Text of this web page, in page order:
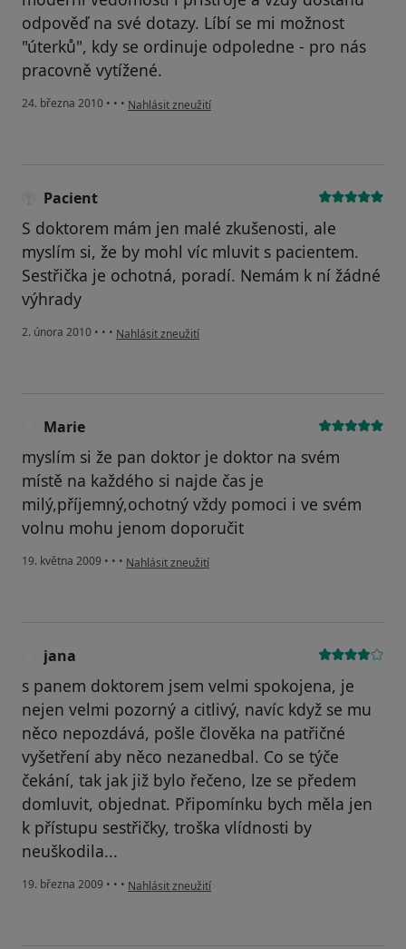
odpověď na své dotazy. Líbí se mi možnost
"úterků", kdy se ordinuje odpoledne - pro nás
pracovně vytížené.
24. března 2010 • • • podle názoru uživatele Váš účet byl odstraněn
Nahlásit zneužití
Pacient
S doktorem mám jen malé zkušenosti, ale
myslím si, že by mohl víc mluvit s pacientem.
Sestřička je ochotná, poradí. Nemám k ní žádné
výhrady
2. února 2010 • • • podle názoru uživatele Pacient
Nahlásit zneužití
Marie
myslím si že pan doktor je doktor na svém
místě na každého si najde čas je
milý,příjemný,ochotný vždy pomoci i ve svém
volnu mohu jenom doporučit
19. května 2009 • • • podle názoru uživatele Marie
Nahlásit zneužití
jana
s panem doktorem jsem velmi spokojena, je
nejen velmi pozorný a citlivý, navíc když se mu
něco nepozdává, pošle člověka na patřičné
vyšetření aby něco nezanedbal. Co se týče
čekání, tak jak již bylo řečeno, lze se předem
domluvit, objednat. Připomínku bych měla jen
k přístupu sestřičky, troška vlídnosti by
neuškodila...
19. března 2009 • • • podle názoru uživatele jana
Nahlásit zneužití